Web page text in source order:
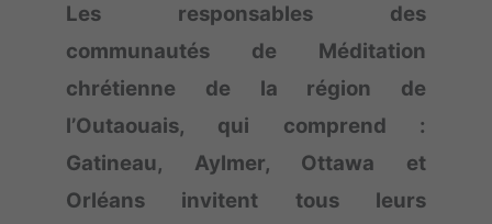
Les responsables des
communautés de Méditation
chrétienne de la région de
l’Outaouais, qui comprend :
Gatineau, Aylmer, Ottawa et
Orléans invitent tous leurs